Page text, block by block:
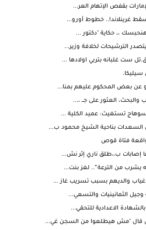
بقفص الإتهام العر...
غرينلاند!.. خطوط أورو...
،، حكاية "دكتور ...
الترشيحات لخلافة وزير...
ست غلبانه بتربي اولادها ...
سيليكا.
عن بعض المحكوم عليهم بمنا...
العثور على جـــ ،...
سوهاج تستغيث: عميد الكلية ...
بناحية الشيخ محمود ب...
فتاة قوص
إصابات ب،،طلق ناري إثر نش...
يشرب من الترعة”.. لغز بنت...
وجيل الثمانينيات والتسعي...
الاعدادية للتحقي...